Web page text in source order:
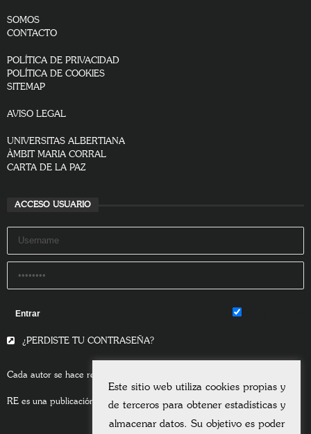
SOMOS
CONTACTO
POLÍTICA DE PRIVACIDAD
POLÍTICA DE COOKIES
SITEMAP
AVISO LEGAL
UNIVERSITAS ALBERTIANA
ÀMBIT MARIA CORRAL
CARTA DE LA PAZ
ACCESO USUARIO
¿PERDISTE TU CONTRASEÑA?
Cada autor se hace responsable del contenido de sus escritos.
RE es una publicación asociada a la Universitas Albertiana.
Este sitio web utiliza cookies propias y
de terceros para obtener estadísticas y
almacenar datos. Su objetivo es poder